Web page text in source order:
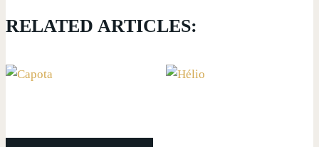
RELATED ARTICLES: